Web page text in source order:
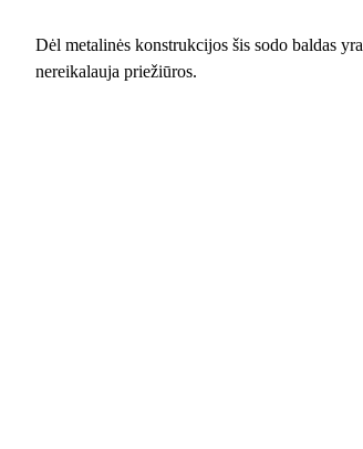
Dėl metalinės konstrukcijos šis sodo baldas yra
nereikalauja priežiūros.